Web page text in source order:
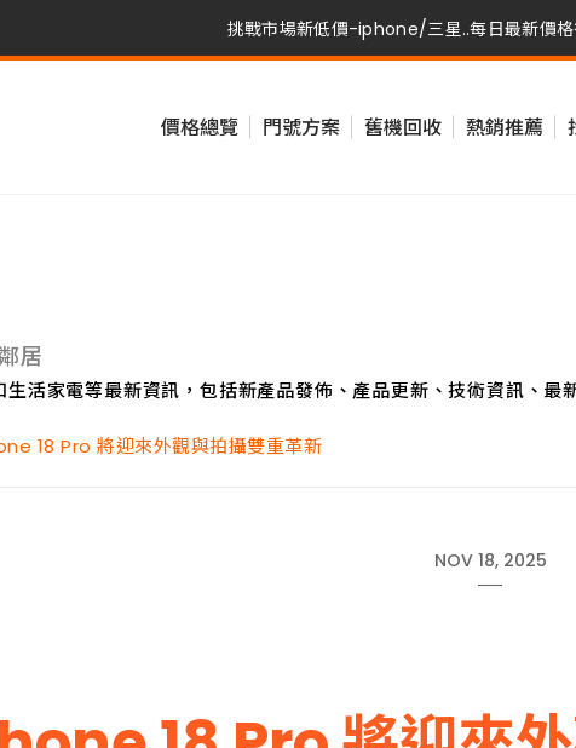
挑戰市場新低價-iphone/三星..每日最新價
挑戰市場新低價-iphone/三星..每日最新價格
價格總覽 門號方案 舊機回收 熱銷推薦
居
活家電等最新資訊，包括新產品發佈、產品更新、技術資訊、最
18 Pro 將迎來外觀與拍攝雙重革新
NOV 18, 2025